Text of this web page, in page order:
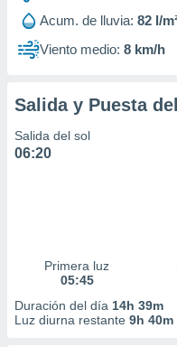
Acum. de lluvia: 82 l/
Viento medio: 8 km/h
Salida y Puesta
Salida del sol
06:20
Primera luz
05:45
Duración del día 14h 39m
Luz diurna restante 9h 40m